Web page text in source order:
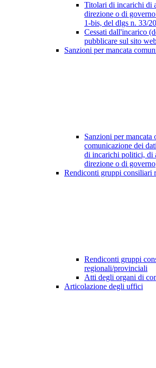
Titolari di incarichi di
direzione o di
1-bis, del dlgs n. 33/
Cessati dall'incarico
pubblicare sul sito
Sanzioni per mancata
Sanzioni per mancata
comunicazione dei
di incarichi politici, di
direzione o di governo
Rendiconti gruppi consiliari
Rendiconti gruppi
regionali/provinciali
Atti degli organi di
Articolazione degli uffici